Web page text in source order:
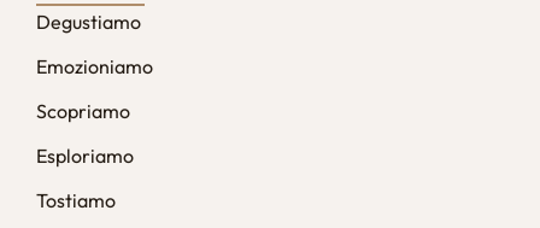
Degustiamo
Emozioniamo
Scopriamo
Esploriamo
Tostiamo